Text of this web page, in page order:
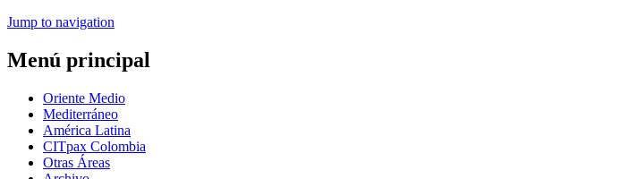
Jump to navigation
Menú principal
Oriente Medio
Mediterráneo
América Latina
CITpax Colombia
Otras Áreas